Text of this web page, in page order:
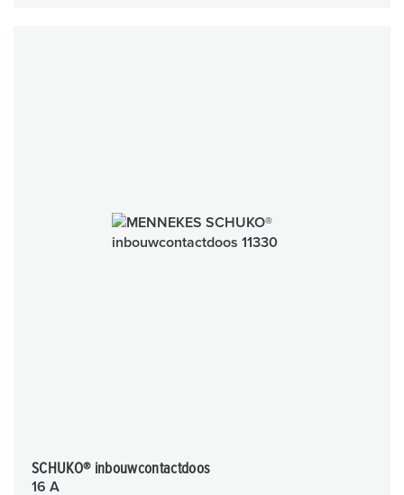
SCHUKO® inbouwcontactdoos
16 A